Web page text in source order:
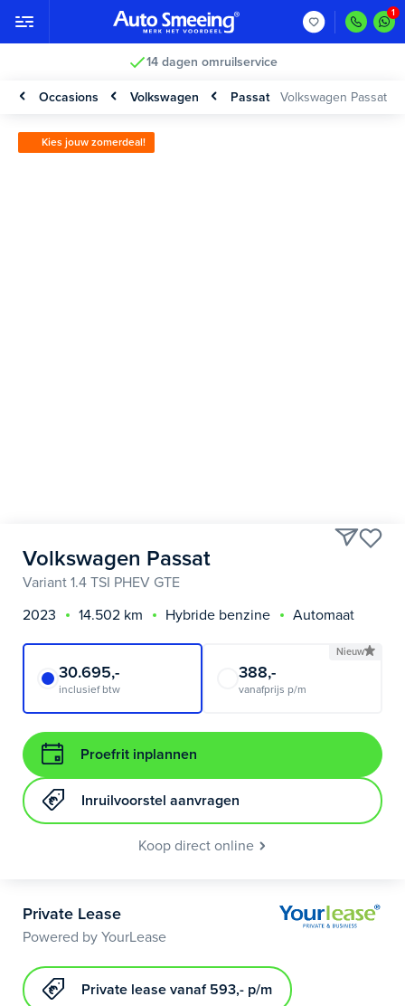
14 dagen omruilservice
Occasions Volkswagen Passat Volkswagen Passat
Kies jouw zomerdeal!
Volkswagen Passat
Variant 1.4 TSI PHEV GTE
2023
14.502 km Hybride benzine Automaat
30.695,-
inclusief btw
Nieuw
388,-
vanafprijs p/m
Proefrit inplannen
Inruilvoorstel aanvragen
Koop direct online
Private Lease
Powered by YourLease
Private lease vanaf 593,- p/m